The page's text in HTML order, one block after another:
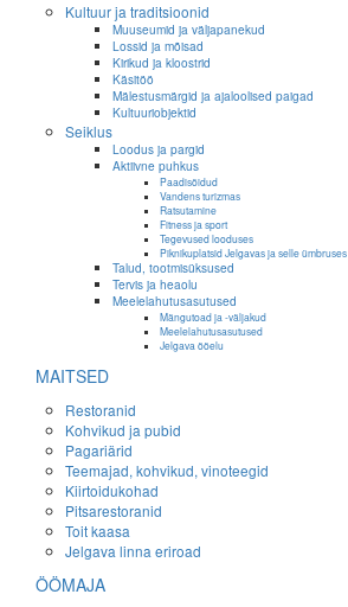
Kultuur ja traditsioonid
Muuseumid ja väljapanekud
Lossid ja mõisad
Kirikud ja kloostrid
Käsitöö
Mälestusmärgid ja ajaloolised paigad
Kultuuriobjektid
Seiklus
Loodus ja pargid
Aktiivne puhkus
Paadisõidud
Vandens turizmas
Ratsutamine
Fitness ja sport
Tegevused looduses
Piknikuplatsid Jelgavas ja selle ümbruses
Talud, tootmisüksused
Tervis ja heaolu
Meelelahutusasutused
Mängutoad ja -väljakud
Meelelahutusasutused
Jelgava ööelu
MAITSED
Restoranid
Kohvikud ja pubid
Pagariärid
Teemajad, kohvikud, vinoteegid
Kiirtoidukohad
Pitsarestoranid
Toit kaasa
Jelgava linna eriroad
ÖÖMAJA